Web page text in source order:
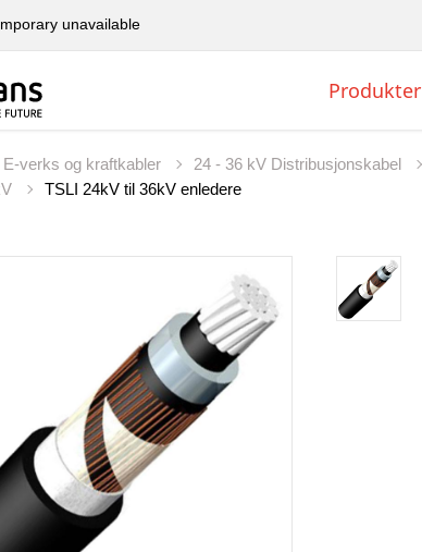
unavailable
Produkter
E-verks og kraftkabler 24 - 36 kV Distribusjonskabel
TSLI 24kV til 36kV enledere